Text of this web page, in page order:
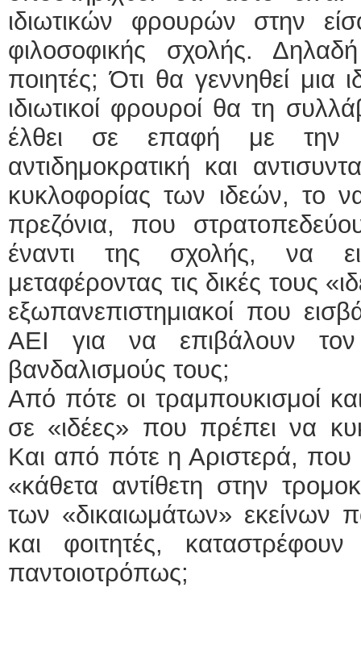
ιδιωτικών φρουρών στην
φιλοσοφικής σχολής.
ποιητές; Ότι θα γεννηθεί μια
ιδιωτικοί φρουροί θα τη
έλθει σε επαφή με την
αντιδημοκρατική και
κυκλοφορίας των ιδεών, το
πρεζόνια, που
έναντι της σχολής, να
μεταφέροντας τις δικές τους
εξωπανεπιστημιακοί που
ΑΕΙ για να επιβάλουν
βανδαλισμούς τους;
Από πότε οι τραμπουκισμοί
σε «ιδέες» που πρέπει να
Και από πότε η Αριστερά, που
«κάθετα αντίθετη στην
των «δικαιωμάτων» εκείνων
και φοιτητές,
παντοιοτρόπως;